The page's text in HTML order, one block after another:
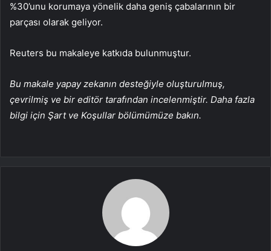
%30’unu korumaya yönelik daha geniş çabalarının bir
parçası olarak geliyor.
Reuters bu makaleye katkıda bulunmuştur.
Bu makale yapay zekanın desteğiyle oluşturulmuş,
çevrilmiş ve bir editör tarafından incelenmiştir. Daha fazla
bilgi için Şart ve Koşullar bölümümüze bakın.